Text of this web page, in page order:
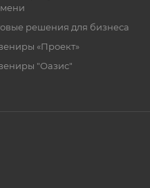
решения для бизнеса
«Проект»
"Оазис"